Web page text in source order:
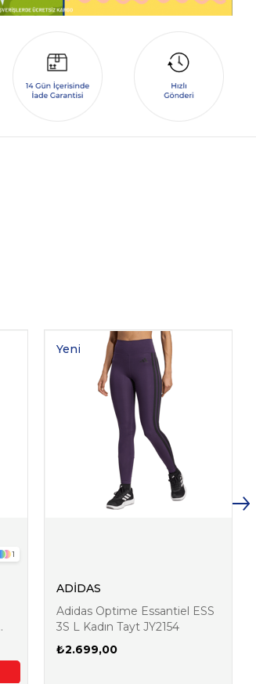
1
ADİDAS
Adidas Optime Essantiel ESS
3S L Kadın Tayt JY2154
₺2.699,00
Yeni